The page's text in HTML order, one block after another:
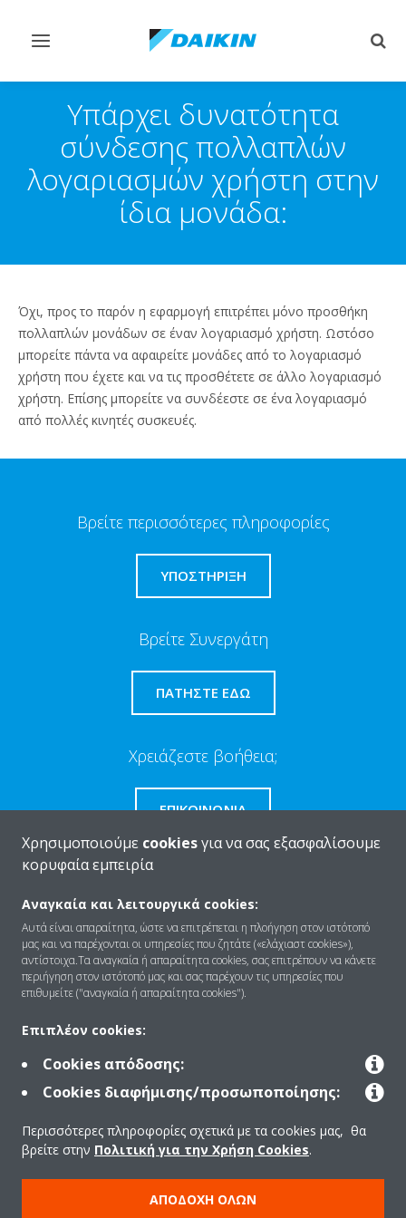
Εναλλαγή
πλοήγηση
Υπάρχει δυνατότητα
σύνδεσης πολλαπλών
λογαριασμών χρήστη στην
ίδια μονάδα:
Όχι, προς το παρόν η εφαρμογή επιτρέπει μόνο προσθήκη
πολλαπλών μονάδων σε έναν λογαριασμό χρήστη. Ωστόσο
μπορείτε πάντα να αφαιρείτε μονάδες από το λογαριασμό
χρήστη που έχετε και να τις προσθέτετε σε άλλο λογαριασμό
χρήστη. Επίσης μπορείτε να συνδέεστε σε ένα λογαριασμό
από πολλές κινητές συσκευές.
Βρείτε περισσότερες πληροφορίες
ΥΠΟΣΤΗΡΙΞΗ
Βρείτε Συνεργάτη
ΠΑΤΉΣΤΕ ΕΔΏ
Χρειάζεστε βοήθεια;
ΕΠΙΚΟΙΝΩΝΊΑ
Ποιοι είμαστε
Λύσεις
Επικοινωνία
Προϊόντα
Copyright © Daikin
Χρησιμοποιούμε cookiesγια να σας εξασφαλίσουμε
κορυφαία εμπειρία
Αναγκαία και λειτουργικά cookies:
Αυτά είναι απαραίτητα, ώστε να επιτρέπεται η πλοήγηση στον ιστότοπό
μας και να παρέχονται οι υπηρεσίες που ζητάτε («ελάχιαστ cookies»),
αντίστοιχα.Τα αναγκαία ή απαραίτητα cookies, σας επιτρέπουν να κάνετε
περιήγηση στον ιστότοπό μας και σας παρέχουν τις υπηρεσίες που
επιθυμείτε ("αναγκαία ή απαραίτητα cookies").
Επιπλέον cookies:
Cookies απόδοσης:
Cookies διαφήμισης/προσωποποίησης:
Περισσότερες πληροφορίες σχετικά με τα cookies μας, θα
βρείτε στην Πολιτική για την Χρήση Cookies.
ΑΠΟΔΟΧΉ ΌΛΩΝ